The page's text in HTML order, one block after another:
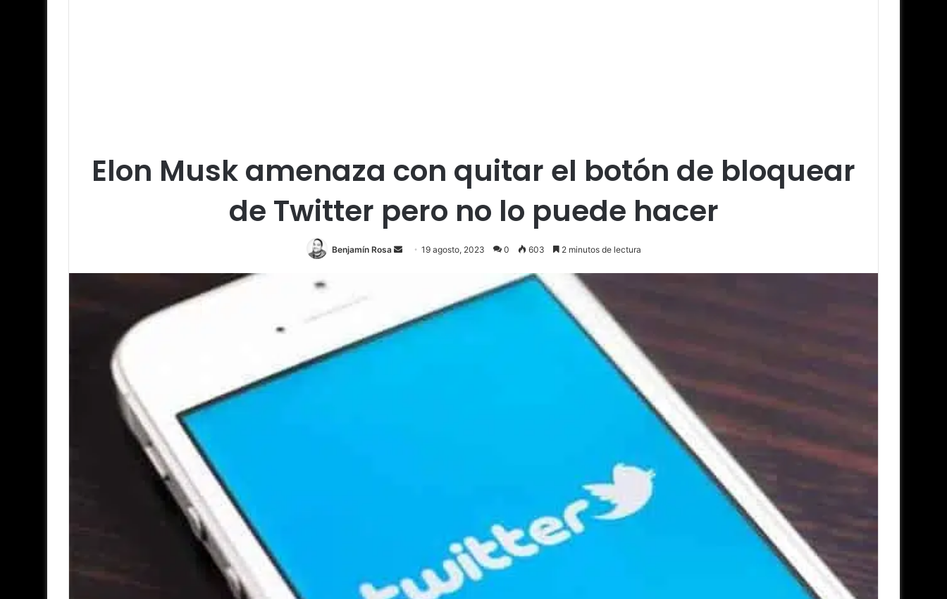
Elon Musk amenaza con quitar el botón de bloquear
de Twitter pero no lo puede hacer
Benjamín Rosa
Send19 agosto, 2023 0 603 2 minutos de lectura